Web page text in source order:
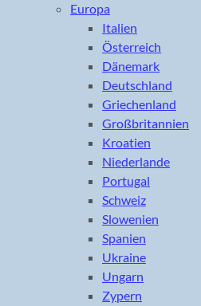
Europa
Italien
Österreich
Dänemark
Deutschland
Griechenland
Großbritannien
Kroatien
Niederlande
Portugal
Schweiz
Slowenien
Spanien
Ukraine
Ungarn
Zypern